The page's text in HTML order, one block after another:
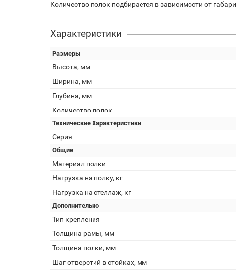
Количество полок подбирается в зависимости от
Характеристики
Размеры
Высота, мм
Ширина, мм
Глубина, мм
Количество полок
Технические Характеристики
Серия
Общие
Материал полки
Нагрузка на полку, кг
Нагрузка на стеллаж, кг
Дополнительно
Тип крепления
Толщина рамы, мм
Толщина полки, мм
Шаг отверстий в стойках, мм